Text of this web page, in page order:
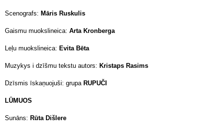
Scenografs: Māris Ruskulis
Gaismu muokslineica: Arta Kronberga
Leļu muokslineica: Evita Bēta
Muzykys i dzīšmu tekstu autors: Kristaps Rasims
Dzīsmis īskaņuojuši: grupa RUPUČI
LŪMUOS
Sunāns: Rūta Dišlere